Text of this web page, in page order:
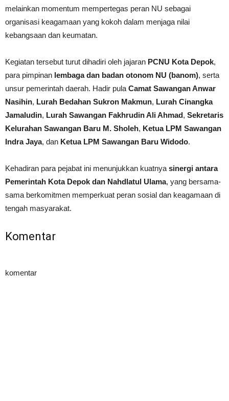
melainkan momentum mempertegas peran NU sebagai
organisasi keagamaan yang kokoh dalam menjaga nilai
kebangsaan dan keumatan.
Kegiatan tersebut turut dihadiri oleh jajaran PCNU Kota Depok,
para pimpinan lembaga dan badan otonom NU (banom), serta
unsur pemerintah daerah. Hadir pula Camat Sawangan Anwar
Nasihin, Lurah Bedahan Sukron Makmun, Lurah Cinangka
Jamaludin, Lurah Sawangan Fakhrudin Ali Ahmad, Sekretaris
Kelurahan Sawangan Baru M. Sholeh, Ketua LPM Sawangan
Indra Jaya, dan Ketua LPM Sawangan Baru Widodo.
Kehadiran para pejabat ini menunjukkan kuatnya sinergi antara
Pemerintah Kota Depok dan Nahdlatul Ulama, yang bersama-
sama berkomitmen memperkuat peran sosial dan keagamaan di
tengah masyarakat.
Komentar
komentar